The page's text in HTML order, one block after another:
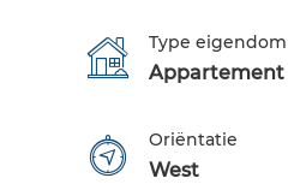
Type eigendom
Appartement
Oriëntatie
West